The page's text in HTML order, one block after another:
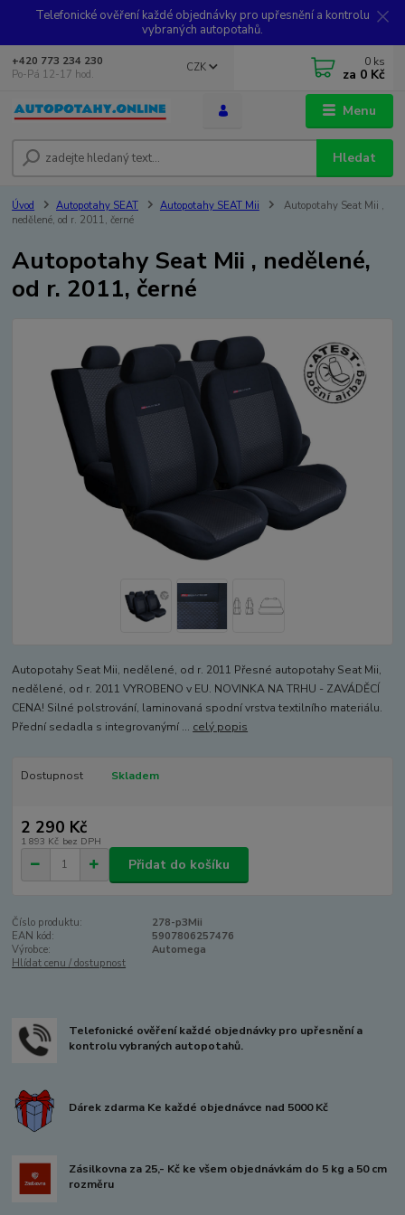
Telefonické ověření každé objednávky pro upřesnění a kontrolu
vybraných autopotahů.
Menu
CZK
Hledat
+420 773 234 230
Po-Pá 12-17 hod.
0 ks
za 0 Kč
Úvod Autopotahy SEAT Autopotahy SEAT Mii
Autopotahy Seat Mii ,
nedělené, od r. 2011, černé
Autopotahy Seat Mii , nedělené,
od r. 2011, černé
Autopotahy Seat Mii, nedělené, od r. 2011 Přesné autopotahy Seat Mii,
nedělené, od r. 2011 VYROBENO v EU. NOVINKA NA TRHU - ZAVÁDĚCÍ
CENA! Silné polstrování, laminovaná spodní vrstva textilního materiálu.
Přední sedadla s integrovanýmí ... celý popis
Dostupnost Skladem
2 290 Kč
1 893 Kč bez DPH
Přidat do košíku
Číslo produktu:
278-p3Mii
EAN kód:
5907806257476
Výrobce:
Automega
Hlídat cenu / dostupnost
Telefonické ověření každé objednávky pro upřesnění a
kontrolu vybraných autopotahů.
Dárek zdarma Ke každé objednávce nad 5000 Kč
Zásilkovna za 25,- Kč ke všem objednávkám do 5 kg a 50 cm
rozměru